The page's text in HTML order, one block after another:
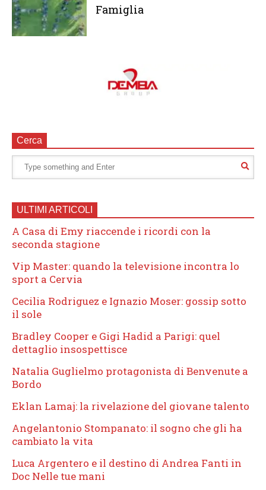
Famiglia
Cerca
ULTIMI ARTICOLI
A Casa di Emy riaccende i ricordi con la
seconda stagione
Vip Master: quando la televisione incontra lo
sport a Cervia
Cecilia Rodriguez e Ignazio Moser: gossip sotto
il sole
Bradley Cooper e Gigi Hadid a Parigi: quel
dettaglio insospettisce
Natalia Guglielmo protagonista di Benvenute a
Bordo
Eklan Lamaj: la rivelazione del giovane talento
Angelantonio Stompanato: il sogno che gli ha
cambiato la vita
Luca Argentero e il destino di Andrea Fanti in
Doc Nelle tue mani